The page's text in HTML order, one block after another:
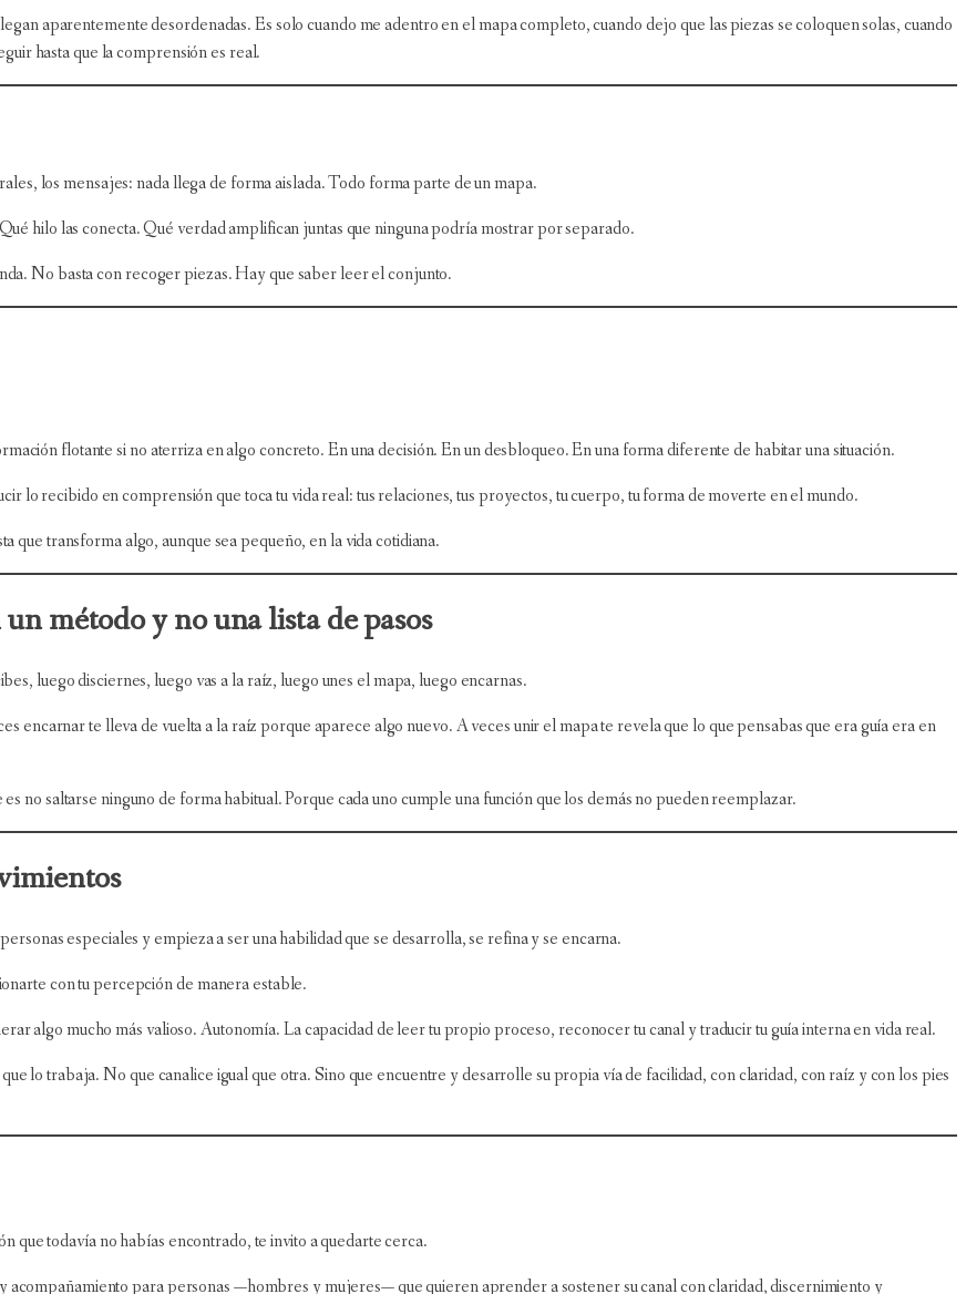
aparentemente desordenadas. Es solo cuando me adentro en el mapa completo, cuando dejo que las piezas se coloquen solas, cuando
hasta que la comprensión es real.
los mensajes: nada llega de forma aislada. Todo forma parte de un mapa.
hilo las conecta. Qué verdad amplifican juntas que ninguna podría mostrar por separado.
No basta con recoger piezas. Hay que saber leer el conjunto.
flotante si no aterriza en algo concreto. En una decisión. En un desbloqueo. En una forma diferente de habitar una situación.
lo recibido en comprensión que toca tu vida real: tus relaciones, tus proyectos, tu cuerpo, tu forma de moverte en el mundo.
que transforma algo, aunque sea pequeño, en la vida cotidiana.
método y no una lista de pasos
luego disciernes, luego vas a la raíz, luego unes el mapa, luego encarnas.
encarnar te lleva de vuelta a la raíz porque aparece algo nuevo. A veces unir el mapa te revela que lo que pensabas que era guía era en
no saltarse ninguno de forma habitual. Porque cada uno cumple una función que los demás no pueden reemplazar.
especiales y empieza a ser una habilidad que se desarrolla, se refina y se encarna.
con tu percepción de manera estable.
algo mucho más valioso. Autonomía. La capacidad de leer tu propio proceso, reconocer tu canal y traducir tu guía interna en vida real.
lo trabaja. No que canalice igual que otra. Sino que encuentre y desarrolle su propia vía de facilidad, con claridad, con raíz y con los pies
que todavía no habías encontrado, te invito a quedarte cerca.
para personas —hombres y mujeres— que quieren aprender a sostener su canal con claridad, discernimiento y